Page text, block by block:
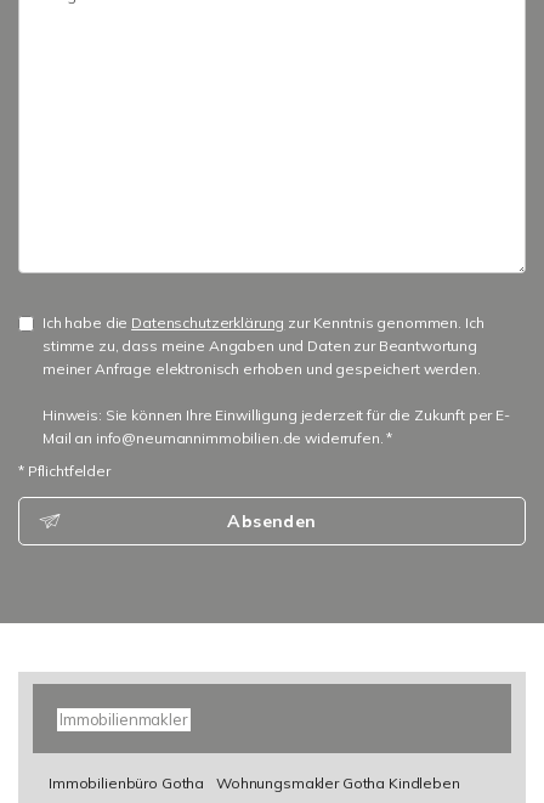
Ich habe die Datenschutzerklärung zur Kenntnis genommen. Ich
stimme zu, dass meine Angaben und Daten zur Beantwortung
meiner Anfrage elektronisch erhoben und gespeichert werden.
Hinweis: Sie können Ihre Einwilligung jederzeit für die Zukunft per E-
Mail an info@neumannimmobilien.de widerrufen. *
* Pflichtfelder
Absenden
Immobilienmakler
Immobilienbüro Gotha
Wohnungsmakler Gotha Kindleben